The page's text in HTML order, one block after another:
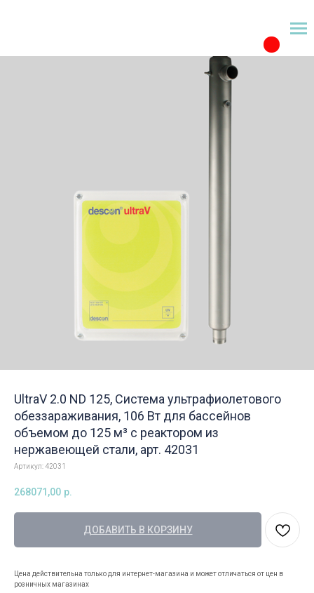
UltraV 2.0 ND 125, Система ультрафиолетового
обеззараживания, 106 Вт для бассейнов
объемом до 125 м³ с реактором из
нержавеющей стали, арт. 42031
Артикул:42031
268071,00 р.
ДОБАВИТЬ В КОРЗИНУ
Цена действительна только для интернет-магазина и может отличаться от цен в
розничных магазинах